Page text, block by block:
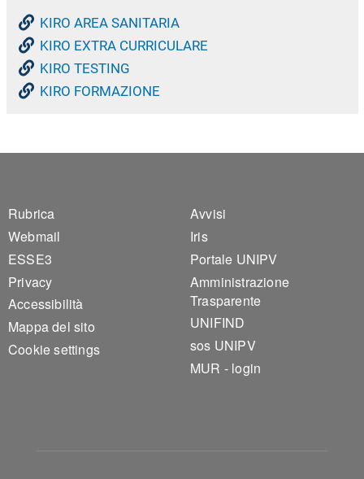
KIRO AREA SANITARIA
KIRO EXTRA CURRICULARE
KIRO TESTING
KIRO FORMAZIONE
Footer 1
Rubrica
Webmail
ESSE3
Privacy
Accessibilità
Mappa del sito
Cookie settings
Footer 2
Avvisi
Iris
Portale UNIPV
Amministrazione
Trasparente
UNIFIND
sos UNIPV
MUR - login